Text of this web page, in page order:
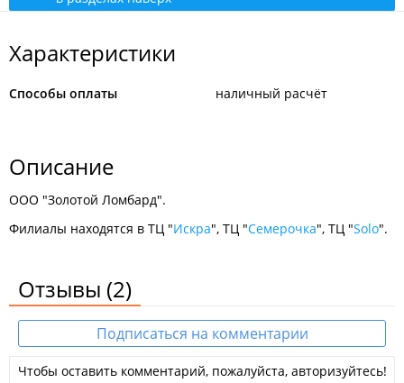
сегодня закрыто
Характеристики
Способы оплаты наличный расчёт
Описание
ООО "Золотой Ломбард".
Филиалы находятся в ТЦ "Искра", ТЦ "Семерочка", ТЦ "Solo".
Отзывы (2)
Подписаться на комментарии
Чтобы оставить комментарий, пожалуйста, авторизуйтесь!